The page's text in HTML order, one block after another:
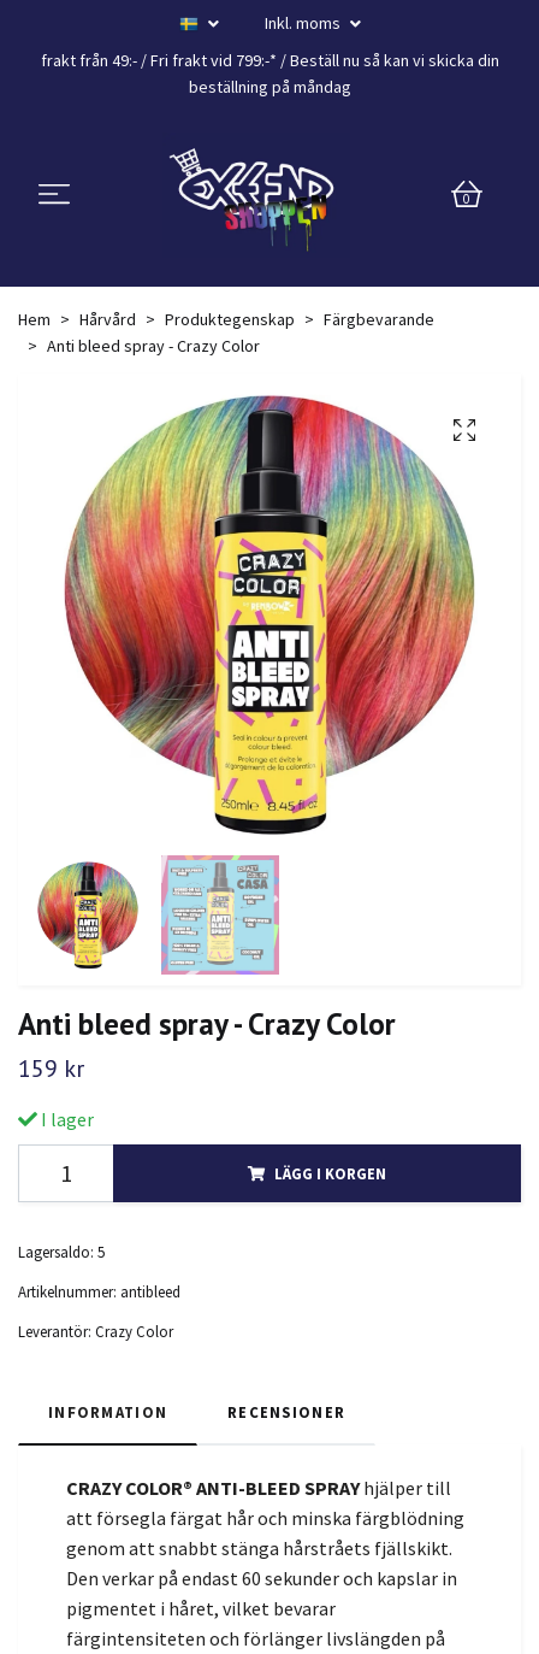
Inkl. moms
frakt från 49:- /Fri frakt vid 799:-* / Beställ nu så kan vi skicka din
beställning på måndag
0
Hem Hårvård Produktegenskap
Färgbevarande
Anti bleed spray - Crazy Color
Anti bleed spray - Crazy Color
159 kr
I lager
LÄGG I KORGEN
Lagersaldo: 5
Artikelnummer: antibleed
Leverantör: Crazy Color
INFORMATION RECENSIONER
CRAZY COLOR® ANTI-BLEED SPRAYhjälper till
att försegla färgat hår och minska färgblödning
genom att snabbt stänga hårstråets fjällskikt.
Den verkar på endast 60 sekunder och kapslar in
pigmentet i håret, vilket bevarar
färgintensiteten och förlänger livslängden på